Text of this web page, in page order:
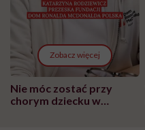
Zobacz więcej
Nie móc zostać przy
chorym dziecku w